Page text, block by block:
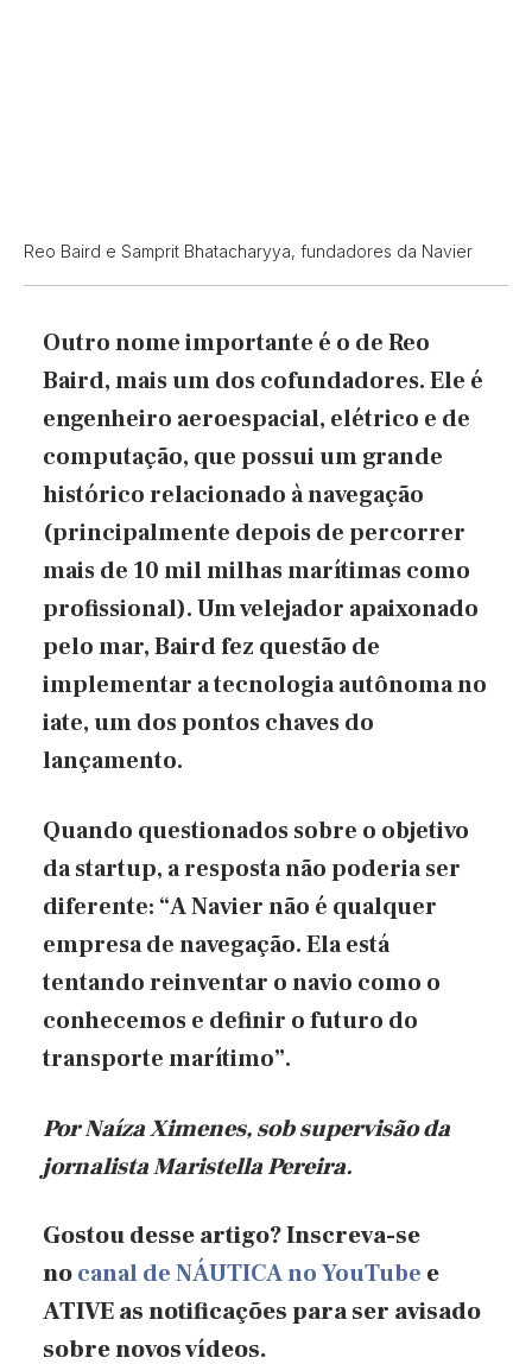
Reo Baird e Samprit Bhatacharyya, fundadores da Navier
Outro nome importante é o de Reo
Baird, mais um dos cofundadores. Ele é
engenheiro aeroespacial, elétrico e de
computação, que possui um grande
histórico relacionado à navegação
(principalmente depois de percorrer
mais de 10 mil milhas marítimas como
profissional). Um velejador apaixonado
pelo mar, Baird fez questão de
implementar a tecnologia autônoma no
iate, um dos pontos chaves do
lançamento.
Quando questionados sobre o objetivo
da startup, a resposta não poderia ser
diferente: “A Navier não é qualquer
empresa de navegação. Ela está
tentando reinventar o navio como o
conhecemos e definir o futuro do
transporte marítimo”.
Por Naíza Ximenes, sob supervisãoda
jornalista Maristella Pereira.
Gostou desse artigo? Inscreva-se
nocanal de NÁUTICA no YouTube e
ATIVE as notificações para ser avisado
sobre novos vídeos.